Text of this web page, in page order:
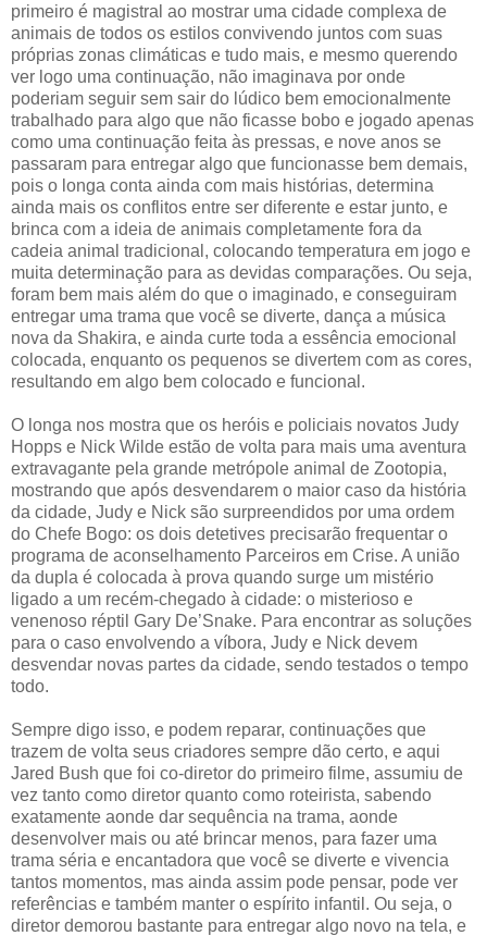
primeiro é magistral ao mostrar uma cidade complexa de
animais de todos os estilos convivendo juntos com suas
próprias zonas climáticas e tudo mais, e mesmo querendo
ver logo uma continuação, não imaginava por onde
poderiam seguir sem sair do lúdico bem emocionalmente
trabalhado para algo que não ficasse bobo e jogado apenas
como uma continuação feita às pressas, e nove anos se
passaram para entregar algo que funcionasse bem demais,
pois o longa conta ainda com mais histórias, determina
ainda mais os conflitos entre ser diferente e estar junto, e
brinca com a ideia de animais completamente fora da
cadeia animal tradicional, colocando temperatura em jogo e
muita determinação para as devidas comparações. Ou seja,
foram bem mais além do que o imaginado, e conseguiram
entregar uma trama que você se diverte, dança a música
nova da Shakira, e ainda curte toda a essência emocional
colocada, enquanto os pequenos se divertem com as cores,
resultando em algo bem colocado e funcional.
O longa nos mostra que os heróis e policiais novatos Judy
Hopps e Nick Wilde estão de volta para mais uma aventura
extravagante pela grande metrópole animal de Zootopia,
mostrando que após desvendarem o maior caso da história
da cidade, Judy e Nick são surpreendidos por uma ordem
do Chefe Bogo: os dois detetives precisarão frequentar o
programa de aconselhamento Parceiros em Crise. A união
da dupla é colocada à prova quando surge um mistério
ligado a um recém-chegado à cidade: o misterioso e
venenoso réptil Gary De’Snake. Para encontrar as soluções
para o caso envolvendo a víbora, Judy e Nick devem
desvendar novas partes da cidade, sendo testados o tempo
todo.
Sempre digo isso, e podem reparar, continuações que
trazem de volta seus criadores sempre dão certo, e aqui
Jared Bush que foi co-diretor do primeiro filme, assumiu de
vez tanto como diretor quanto como roteirista, sabendo
exatamente aonde dar sequência na trama, aonde
desenvolver mais ou até brincar menos, para fazer uma
trama séria e encantadora que você se diverte e vivencia
tantos momentos, mas ainda assim pode pensar, pode ver
referências e também manter o espírito infantil. Ou seja, o
diretor demorou bastante para entregar algo novo na tela, e